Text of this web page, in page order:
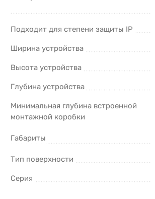
Подходит для степени защиты IP
Ширина устройства
Высота устройства
Глубина устройства
Минимальная глубина встроенной
монтажной коробки
Габариты
Тип поверхности
Серия